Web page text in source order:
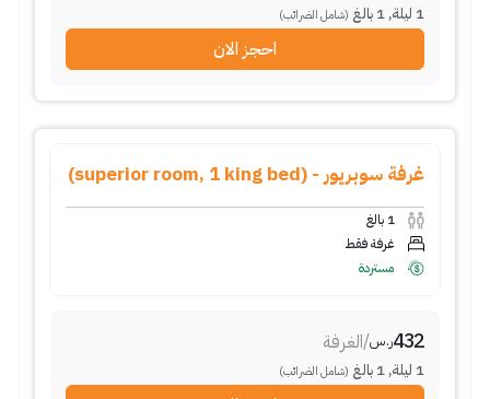
1 ليلة,
1 بالغ (شامل الضرائب)
احجز الان
غرفة سوبريور - (superior room, 1 king bed)
1 بالغ
غرفة فقط
مستردة
432ر.س/الغرفة
1 ليلة,
1 بالغ (شامل الضرائب)